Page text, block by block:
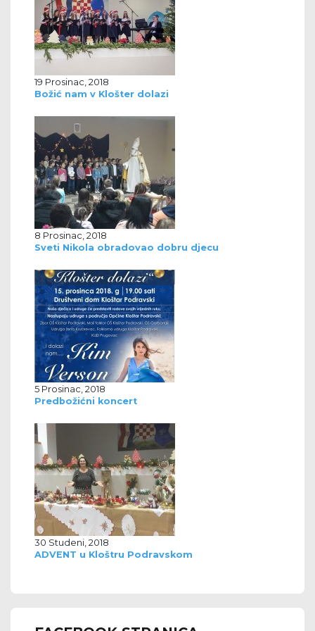
19 Prosinac, 2018
Božić nam v Klošter dolazi
8 Prosinac, 2018
Sveti Nikola obradovao dobru djecu
5 Prosinac, 2018
Predbožićni koncert
30 Studeni, 2018
ADVENT u Kloštru Podravskom